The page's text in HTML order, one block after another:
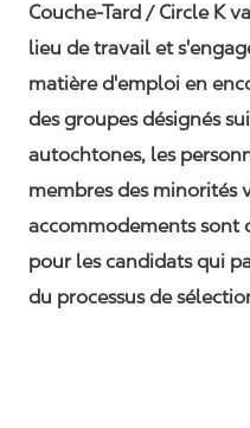
Couche-Tard / Circle K
lieu de travail et
matière d'emploi en
des groupes désignés
autochtones, les
membres des minorités
accommodements sont
pour les candidats qui
du processus de